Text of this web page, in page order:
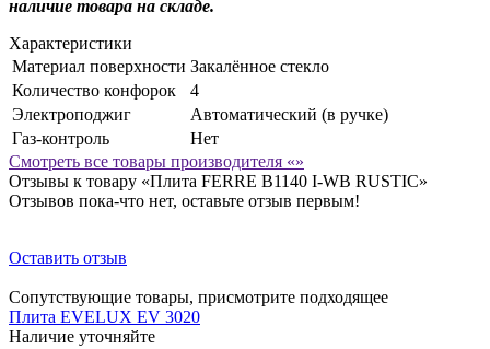
наличие товара на складе.
Характеристики
Материал поверхности Закалённое стекло
Количество конфорок
4
Электроподжиг
Автоматический (в ручке)
Газ-контроль
Нет
Смотреть все товары производителя «»
Отзывы к товару «Плита FERRE B1140 I-WB RUSTIC»
Отзывов пока-что нет, оставьте отзыв первым!
Оставить отзыв
Сопутствующие товары, присмотрите подходящее
Плита EVELUX EV 3020
Наличие уточняйте